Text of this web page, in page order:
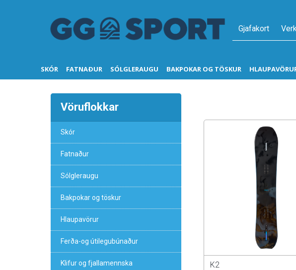
Gjafakort
SKÓR FATNAÐUR SÓLGLERAUGU BAKPOKAR OG TÖSKUR
K2
Vöruflokkar
Skór
Fatnaður
Sólgleraugu
Bakpokar og töskur
Hlaupavörur
Ferða-og útilegubúnaður
Klifur og fjallamennska